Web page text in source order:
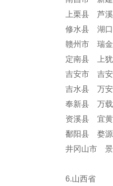
上栗县 芦
修水县 湖
赣州市 瑞
定南县 上
吉安市 吉
吉水县 万
奉新县 万
资溪县 宜
鄱阳县 婺
井冈山市 景
6.山西省